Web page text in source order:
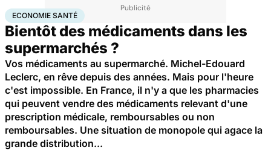
AccueilSantéSociété Économie Economie santé
ECONOMIE SANTÉ
Bientôt des médicaments dans les
supermarchés ?
Vos médicaments au supermarché. Michel-Edouard
Leclerc, en rêve depuis des années. Mais pour l'heure
c'est impossible. En France, il n'y a que les pharmacies
qui peuvent vendre des médicaments relevant d'une
prescription médicale, remboursables ou non
remboursables. Une situation de monopole qui agace la
grande distribution...